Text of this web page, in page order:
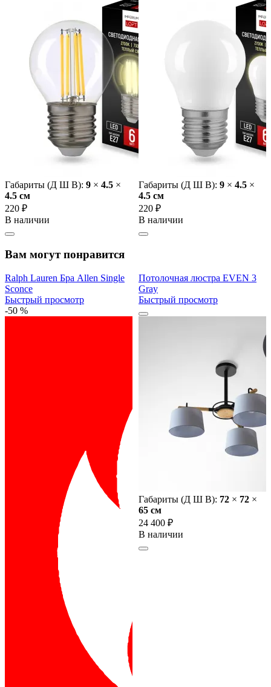
Габариты (Д Ш В): 9 × 4.5 ×
4.5 cм
220 ₽
В наличии
Габариты (Д Ш В): 9 × 4.5 ×
4.5 cм
220 ₽
В наличии
Вам могут понравится
Ralph Lauren Бра Allen Single
Sconce
Быстрый просмотр
-50 %
Потолочная люстра EVEN 3
Gray
Быстрый просмотр
Габариты (Д Ш В): 72 × 72 ×
65 cм
24 400 ₽
В наличии